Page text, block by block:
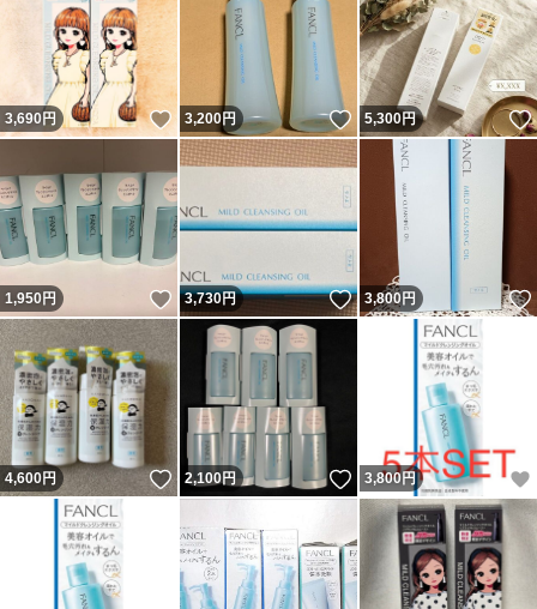
3,690円 いいね！
3,200円 いいね！
5,300円
1,950円 いいね！
3,730円 いいね！
3,800円
4,600円 いいね！
2,100円 いいね！
3,800円